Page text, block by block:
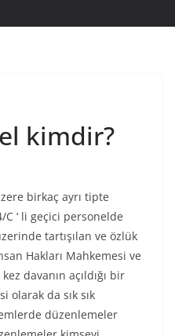
kimdir?
birkaç ayrı tipte
C ‘ li geçici personelde
tartışılan ve özlük
Hakları Mahkemesi ve
davanın açıldığı bir
olarak da sık sık
düzenlemeler